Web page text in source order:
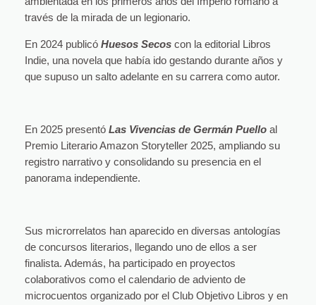
través de la mirada de un legionario.
En 2024 publicó Huesos Secoscon la editorial Libros
Indie, una novela que había ido gestando durante años y
que supuso un salto adelante en su carrera como autor.
En 2025 presentó Las Vivencias de Germán Puello al
Premio Literario Amazon Storyteller 2025, ampliando su
registro narrativo y consolidando su presencia en el
panorama independiente.
Sus microrrelatos han aparecido en diversas antologías
de concursos literarios, llegando uno de ellos a ser
finalista. Además, ha participado en proyectos
colaborativos como el calendario de adviento de
microcuentos organizado por el Club Objetivo Libros y en